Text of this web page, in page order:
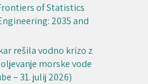
of Statistics
2035 and
rešila vodno krizo z
morske vode
– 31. julij 2026)